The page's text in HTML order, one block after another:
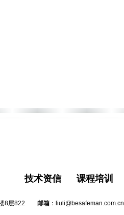
技术资信 课程培训
8层822 邮箱： liuli@besafeman.com.cn